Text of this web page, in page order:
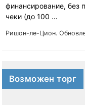
Ришон-ле-Цион.
финансирование, без
чеки (до 100 …
Возможен торг